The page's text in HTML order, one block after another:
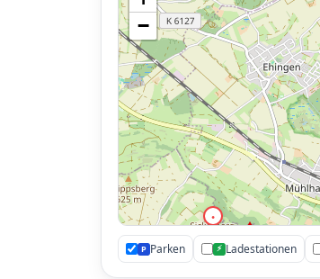
•
−
P Parken ⚡ Ladestationen